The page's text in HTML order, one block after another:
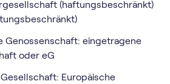
(haftungsbeschränkt)
Genossenschaft: eingetragene
oder eG
Europäische